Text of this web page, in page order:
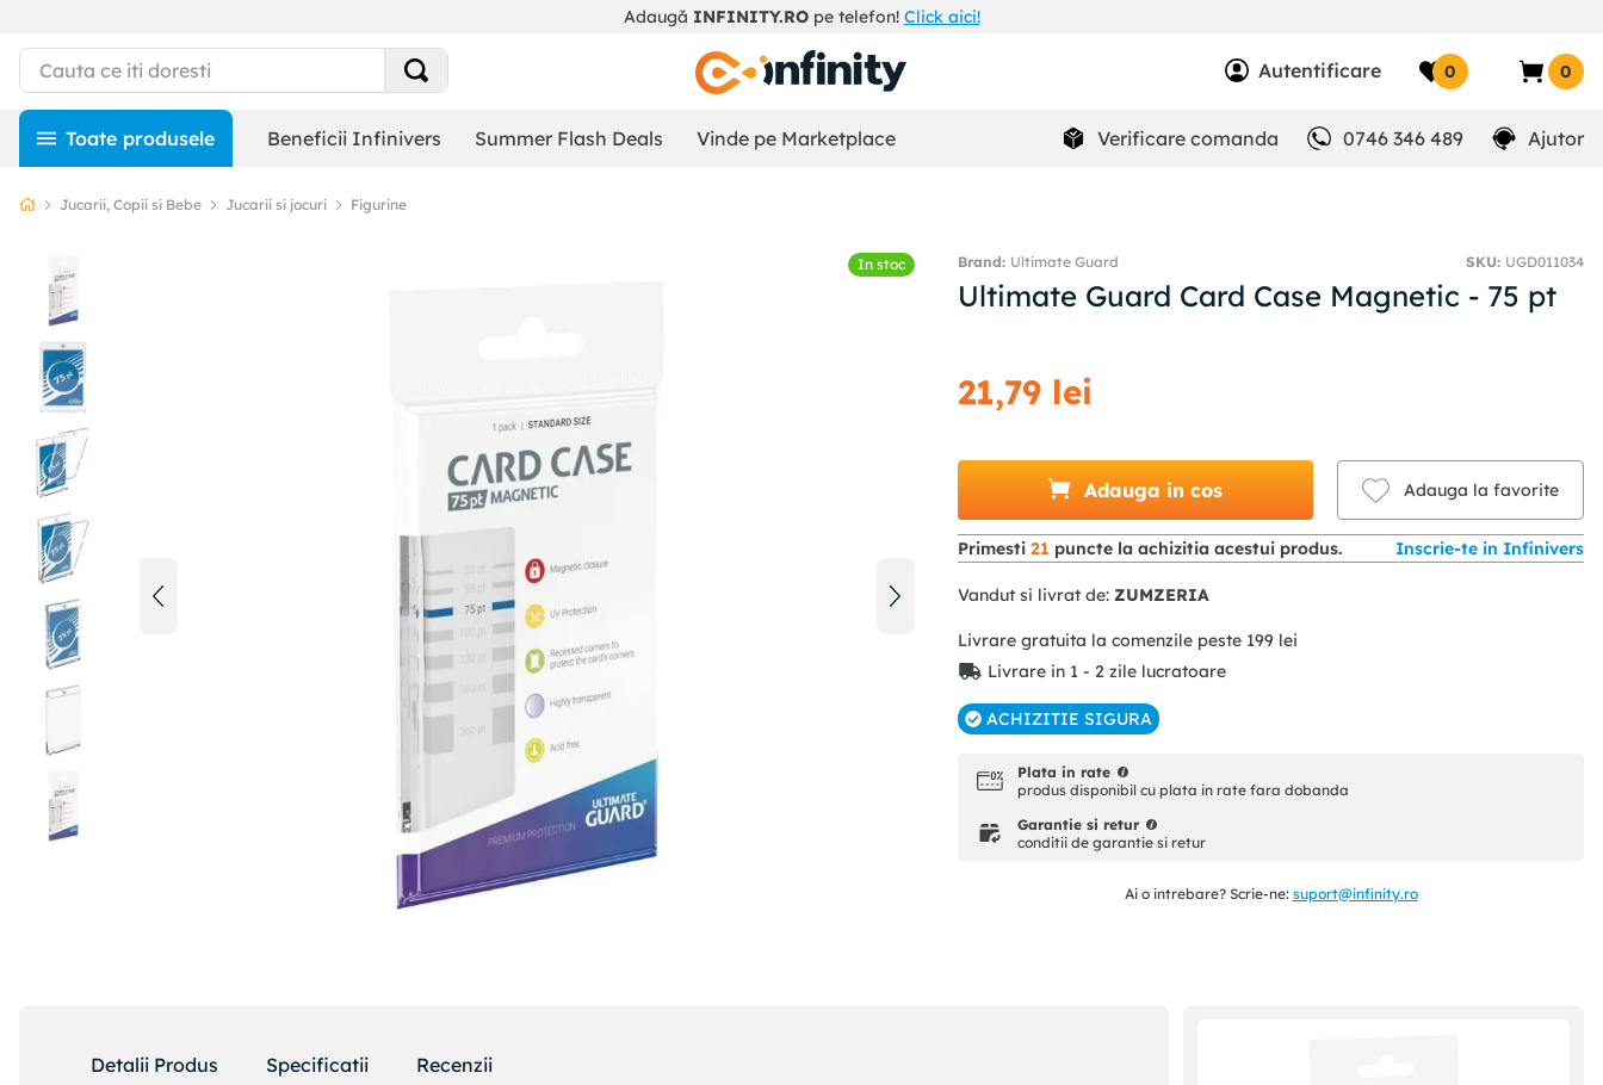
Adaugă INFINITY.ROpe telefon! Click aici!
Autentificare 0 0
Beneficii Infinivers Summer Flash Deals Vinde pe Marketplace Verificare comanda 0746 346 489 Ajutor
Jucarii, Copii si Bebe Jucarii si jocuri Figurine
In stoc Ultimate Guard SKU: UGD011034
Ultimate Guard Card Case Magnetic - 75 pt
21,79 lei
Adauga in cos Adauga la favorite
Primesti21 puncte la achizitia acestui produs. Inscrie-te in Infinivers
Vandut si livrat de: ZUMZERIA
Livrare gratuita la comenzile peste 199 lei
Livrare in 1 - 2 zile lucratoare
ACHIZITIE SIGURA
Plata in rate
produs disponibil cu plata in rate fara dobanda
Garantie si retur
conditii de garantie si retur
Ai o intrebare? Scrie-ne: suport@infinity.ro
Detalii Produs Specificatii Recenzii